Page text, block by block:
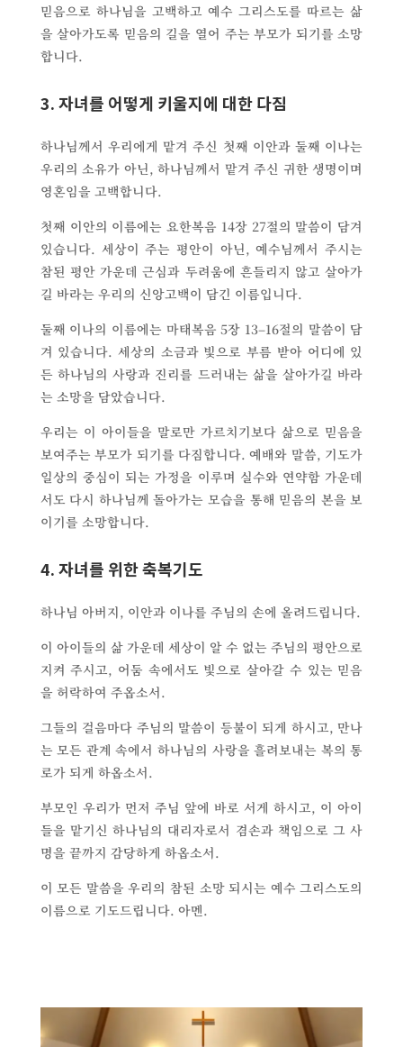
믿음으로 하나님을 고백하고 예수 그리스도를 따르는 삶
을 살아가도록 믿음의 길을 열어 주는 부모가 되기를 소망
합니다.
3. 자녀를 어떻게 키울지에 대한 다짐
하나님께서 우리에게 맡겨 주신 첫째 이안과 둘째 이나는
우리의 소유가 아닌, 하나님께서 맡겨 주신 귀한 생명이며
영혼임을 고백합니다.
첫째 이안의 이름에는 요한복음 14장 27절의 말씀이 담겨
있습니다. 세상이 주는 평안이 아닌, 예수님께서 주시는
참된 평안 가운데 근심과 두려움에 흔들리지 않고 살아가
길 바라는 우리의 신앙고백이 담긴 이름입니다.
둘째 이나의 이름에는 마태복음 5장 13–16절의 말씀이 담
겨 있습니다. 세상의 소금과 빛으로 부름 받아 어디에 있
든 하나님의 사랑과 진리를 드러내는 삶을 살아가길 바라
는 소망을 담았습니다.
우리는 이 아이들을 말로만 가르치기보다 삶으로 믿음을
보여주는 부모가 되기를 다짐합니다. 예배와 말씀, 기도가
일상의 중심이 되는 가정을 이루며 실수와 연약함 가운데
서도 다시 하나님께 돌아가는 모습을 통해 믿음의 본을 보
이기를 소망합니다.
4. 자녀를 위한 축복기도
하나님 아버지, 이안과 이나를 주님의 손에 올려드립니다.
이 아이들의 삶 가운데 세상이 알 수 없는 주님의 평안으로
지켜 주시고, 어둠 속에서도 빛으로 살아갈 수 있는 믿음
을 허락하여 주옵소서.
그들의 걸음마다 주님의 말씀이 등불이 되게 하시고, 만나
는 모든 관계 속에서 하나님의 사랑을 흘려보내는 복의 통
로가 되게 하옵소서.
부모인 우리가 먼저 주님 앞에 바로 서게 하시고, 이 아이
들을 맡기신 하나님의 대리자로서 겸손과 책임으로 그 사
명을 끝까지 감당하게 하옵소서.
이 모든 말씀을 우리의 참된 소망 되시는 예수 그리스도의
이름으로 기도드립니다. 아멘.